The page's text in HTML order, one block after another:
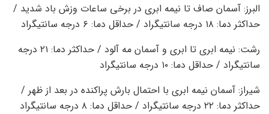
البرز: آسمان صاف تا نیمه ابری در برخی ساعات وزش باد شدید /
حداکثر دما: ۱۸ درجه سانتیگراد / حداقل دما: ۶ درجه سانتیگراد
رشت: نیمه ابری تا ابری و آسمان مه آلود / حداکثر دما: ۲۱ درجه
سانتیگراد / حداقل دما: ۱۰ درجه سانتیگراد
شیراز: آسمان نیمه ابری با احتمال بارش پراکنده در بعد از ظهر /
حداکثر دما: ۲۲ درجه سانتیگراد / حداقل دما: ۸ درجه سانتیگراد